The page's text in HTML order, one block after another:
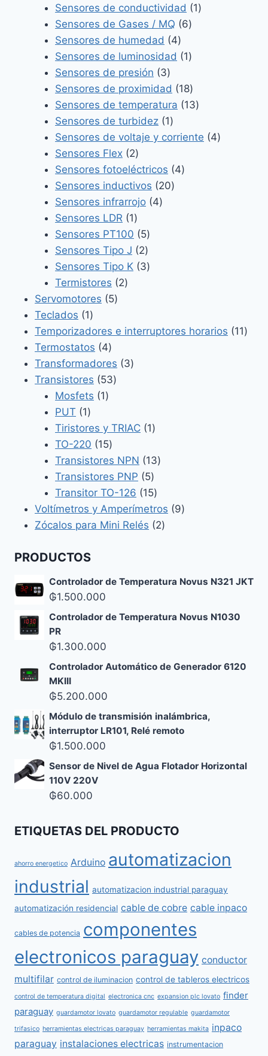
producto
Sensores de conductividad 11
Sensores de Gases / MQ 66
Sensores de humedad 44
productos
Sensores de luminosidad 11
Sensores de presión 33
productos
Sensores de proximidad 1818
productos
Sensores de temperatura 1313
Sensores de turbidez 11
producto
Sensores de voltaje y corriente 44
Sensores Flex 22
productos
Sensores fotoeléctricos 44
Sensores inductivos 2020
Sensores infrarrojo 44
Sensores LDR 11
producto
Sensores PT100 55
productos
Sensores Tipo J 22
productos
Sensores Tipo K 33
Termistores 22
Servomotores 55
Teclados 11
producto
Temporizadores e interruptores horarios 1111
Termostatos 44
productos
Transformadores 33
Transistores 5353
Mosfets 11
PUT 11
producto
Tiristores y TRIAC 11
TO-220 1515
productos
Transistores NPN 1313
Transistores PNP 55
productos
Transitor TO-126 1515
productos
Voltímetros y Amperímetros 99
Zócalos para Mini Relés 22
PRODUCTOS
Controlador de Temperatura Novus N321 JKT
₲1.500.000
Controlador de Temperatura Novus N1030
PR
₲1.300.000
Controlador Automático de Generador 6120
MKIII
₲5.200.000
Módulo de transmisión inalámbrica,
interruptor LR101, Relé remoto
₲1.500.000
Sensor de Nivel de Agua Flotador Horizontal
110V 220V
₲60.000
ETIQUETAS DEL PRODUCTO
ahorro energetico Arduino automatizacion
industrial automatizacion industrial paraguay
automatización residencial cable de cobre cable inpaco
cables de potencia componentes
electronicos paraguay conductor
multifilar control de iluminacion control de tableros electricos
control de temperatura digital electronica cnc expansion plc lovato finder
paraguay guardamotor lovato guardamotor regulable guardamotor
trifasico herramientas electricas paraguay herramientas makita inpaco
paraguay instalaciones electricas instrumentacion